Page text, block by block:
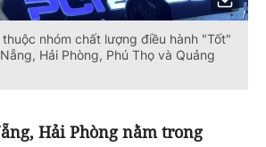
nhóm chất lượng điều hành "Tốt"
Hải Phòng, Phú Thọ và Quảng
Hải Phòng nằm trong